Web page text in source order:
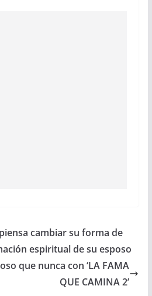
cambiar su forma de
espiritual de su esposo
que nunca con ‘LA FAMA
QUE CAMINA 2’